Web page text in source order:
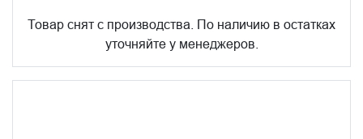
Товар снят с производства. По наличию в остатках
уточняйте у менеджеров.